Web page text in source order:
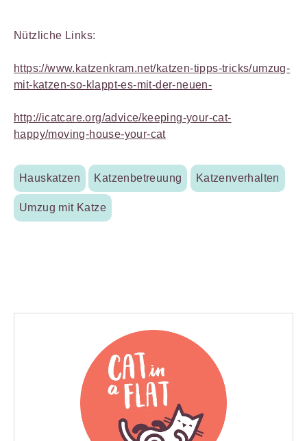
Nützliche Links:
https://www.katzenkram.net/katzen-tipps-tricks/umzug-
mit-katzen-so-klappt-es-mit-der-neuen-
http://icatcare.org/advice/keeping-your-cat-
happy/moving-house-your-cat
Hauskatzen Katzenbetreuung Katzenverhalten
Umzug mit Katze